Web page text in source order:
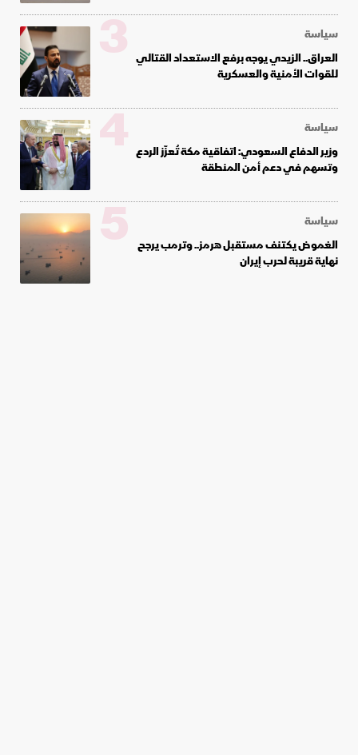
سياسة
العراق.. الزيدي يوجه برفع الاستعداد القتالي
للقوات الأمنية والعسكرية
3
سياسة
وزير الدفاع السعودي: اتفاقية مكة تُعزّز الردع
وتسهم في دعم أمن المنطقة
4
سياسة
الغموض يكتنف مستقبل هرمز.. وترمب يرجح
نهاية قريبة لحرب إيران
5